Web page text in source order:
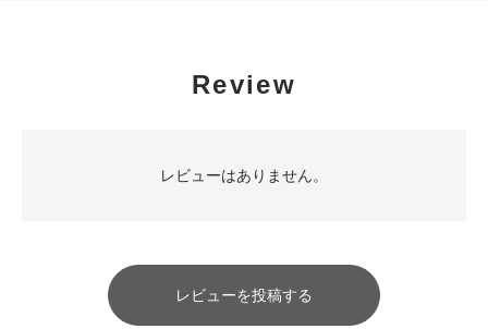
Review
レビューはありません。
レビューを投稿する